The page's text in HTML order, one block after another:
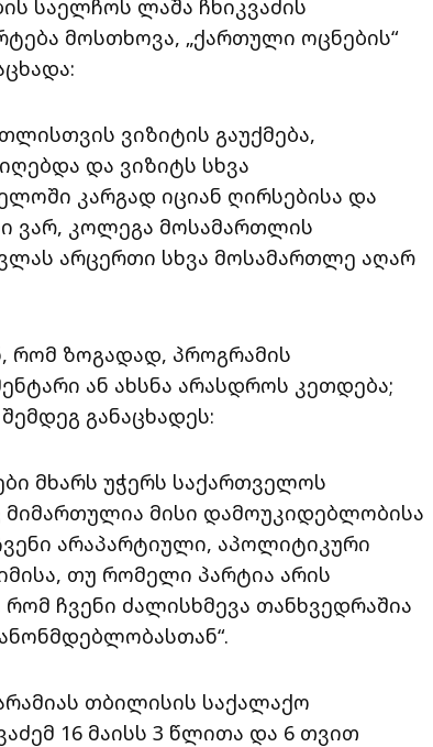
საელჩოს ლაშა ჩხიკვაძის
მოსთხოვა, „ქართული ოცნების“
ვიზიტის გაუქმება,
და ვიზიტს სხვა
კარგად იციან ღირსებისა და
ვარ, კოლეგა მოსამართლის
არცერთი სხვა მოსამართლე აღარ
რომ ზოგადად, პროგრამის
ან ახსნა არასდროს კეთდება;
განაცხადეს:
მხარს უჭერს საქართველოს
მისი დამოუკიდებლობისა
არაპარტიული, აპოლიტიკური
თუ რომელი პარტია არის
ჩვენი ძალისხმევა თანხვედრაშია
თბილისის საქალაქო
16 მაისს 3 წლითა და 6 თვით